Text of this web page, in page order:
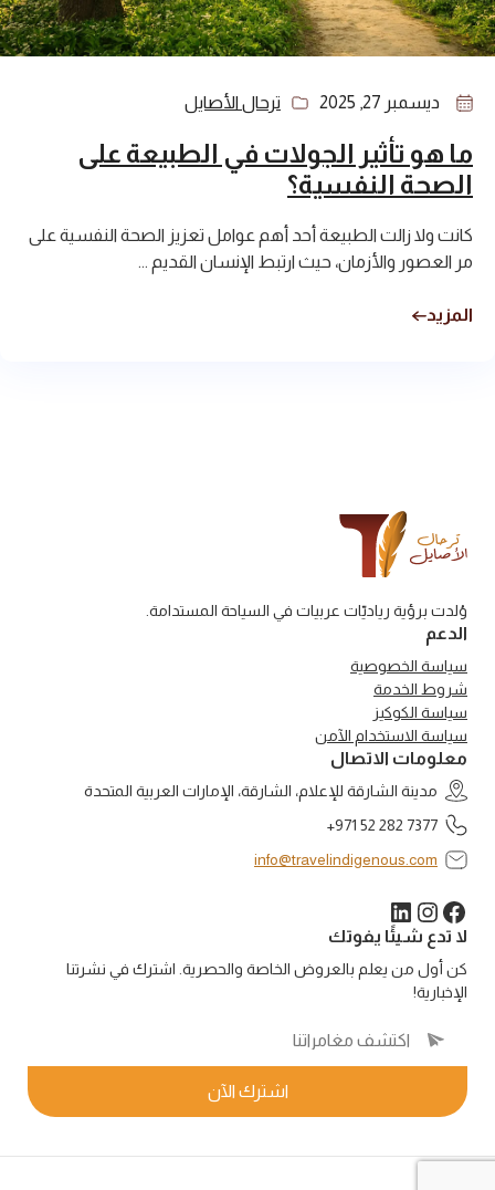
ديسمبر 27, 2025 ترحال الأصايل
ما هو تأثير الجولات في الطبيعة على
الصحة النفسية؟
كانت ولا زالت الطبيعة أحد أهم عوامل تعزيز الصحة النفسية على
مر العصور والأزمان، حيث ارتبط الإنسان القديم ...
المزيد
وُلدت برؤية رياديّات عربيات في السياحة المستدامة.
الدعم
سياسة الخصوصية
شروط الخدمة
سياسة الكوكيز
سياسة الاستخدام الآمن
معلومات الاتصال
مدينة الشارقة للإعلام، الشارقة، الإمارات العربية المتحدة
+971 52 282 7377
info@travelindigenous.com
فيسبوك
إنستجرام
لينكد إن
لا تدع شيئًا يفوتك
كن أول من يعلم بالعروض الخاصة والحصرية. اشترك في نشرتنا
الإخبارية!